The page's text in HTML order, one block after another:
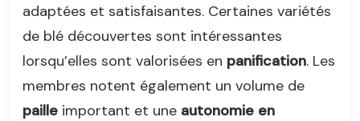
adaptées et satisfaisantes. Certaines variétés
de blé découvertes sont intéressantes
lorsqu’elles sont valorisées en panification. Les
membres notent également un volume de
paille important et une autonomie en